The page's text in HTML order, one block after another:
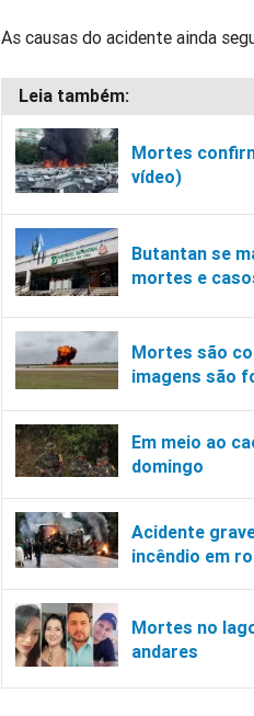
As causas do acidente ainda
Mortes
vídeo)
Butantan se
mortes e
Mortes são
imagens são
Em meio ao
domingo
Acidente
incêndio em
Mortes no
andares